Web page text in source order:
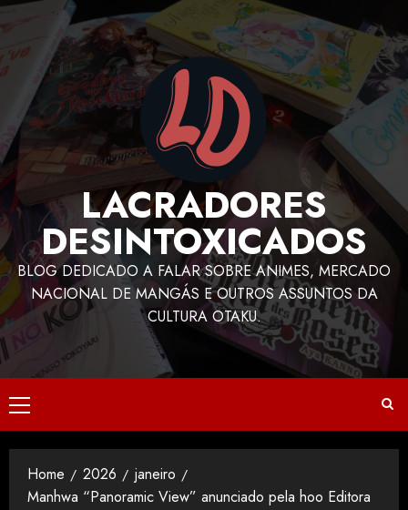
LACRADORES
DESINTOXICADOS
BLOG DEDICADO A FALAR SOBRE ANIMES, MERCADO
NACIONAL DE MANGÁS E OUTROS ASSUNTOS DA
CULTURA OTAKU.
Home 2026
janeiro
Manhwa “Panoramic View” anunciado pela hoo Editora